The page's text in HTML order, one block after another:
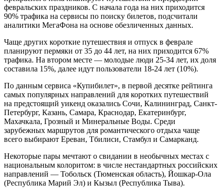
февральских праздников. С начала года на них приходится
90% трафика на сервисы по поиску билетов, подсчитали
аналитики МегаФона на основе обезличенных данных.
Чаще других короткие путешествия и отпуск в феврале
планируют пермяки от 35 до 44 лет, на них приходится 67%
трафика. На втором месте — молодые люди 25-34 лет, их доля
составила 15%, далее идут пользователи 18-24 лет (10%).
По данным сервиса «Купибилет», в первой десятке рейтинга
самых популярных направлений для коротких путешествий
на предстоящий уикенд оказались Сочи, Калининград, Санкт-
Петербург, Казань, Самара, Краснодар, Екатеринбург,
Махачкала, Грозный и Минеральные Воды. Среди
зарубежных маршрутов для романтического отдыха чаще
всего выбирают Ереван, Тбилиси, Стамбул и Самарканд.
Некоторые пары мечтают о свидании в необычных местах с
национальным колоритом: в числе нестандартных российских
направлений — Тобольск (Тюменская область), Йошкар-Ола
(Республика Марий Эл) и Кызыл (Республика Тыва).